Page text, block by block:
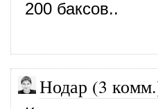
200 баксов..
Нодар (3